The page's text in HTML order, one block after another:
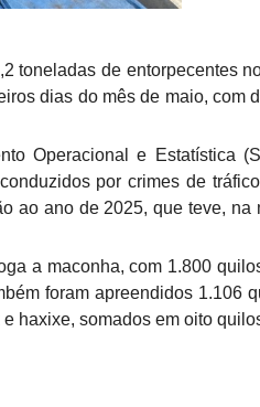
toneladas de entorpecentes
dias do mês de maio, com
Operacional e Estatística
por crimes de
ao ano de 2025, que teve, na
a maconha, com 1.800
foram apreendidos 1.106
haxixe, somados em oito